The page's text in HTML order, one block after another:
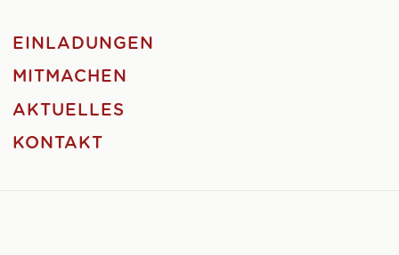
EINLADUNGEN
MITMACHEN
AKTUELLES
KONTAKT